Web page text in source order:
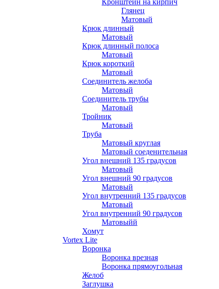
Кронштейн на кирпич
Глянец
Матовый
Крюк длинный
Матовый
Крюк длинный полоса
Матовый
Крюк короткий
Матовый
Соединитель желоба
Матовый
Соединитель трубы
Матовый
Тройник
Матовый
Труба
Матовый круглая
Матовый соеденительная
Угол внешний 135 градусов
Матовый
Угол внешний 90 градусов
Матовый
Угол внутренний 135 градусов
Матовый
Угол внутренний 90 градусов
Матовыйй
Хомут
Vortex Lite
Воронка
Воронка врезная
Воронка прямоугольная
Желоб
Заглушка